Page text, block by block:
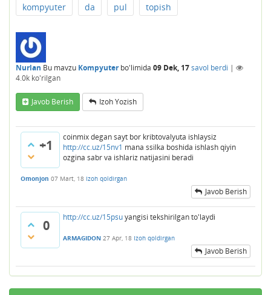
kompyuter da pul topish
Nurlan Bu mavzu Kompyuterbo'limida 09 Dek, 17savol berdi |
4.0k ko'rilgan
Javob Berish Izoh Yozish
+1
coinmix degan sayt bor kribtovalyuta ishlaysiz
http://cc.uz/15nv1 mana ssilka boshida ishlash qiyin
ozgina sabr va ishlariz natijasini beradi
Omonjon 07 Mart, 18 Izoh qoldirgan
Javob Berish
0
http://cc.uz/15psuyangisi tekshirilgan to'laydi
ARMAGIDON 27 Apr, 18 Izoh qoldirgan
Javob Berish